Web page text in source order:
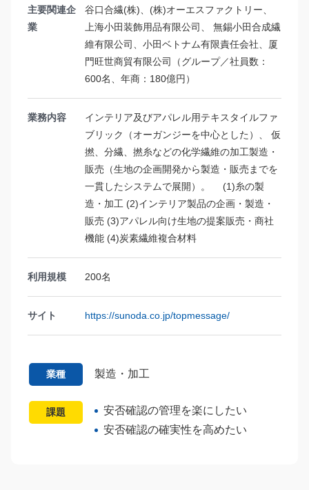
主要関連企
業
谷口合繊(株)、(株)オーエスファクトリー、
上海小田装飾用品有限公司、 無錫小田合成繊
維有限公司、小田ベトナム有限責任会社、厦
門旺世商貿有限公司（グループ／社員数：
600名、年商：180億円）
業務内容
インテリア及びアパレル用テキスタイルファ
ブリック（オーガンジーを中心とした）、 仮
撚、分繊、撚糸などの化学繊維の加工製造・
販売（生地の企画開発から製造・販売までを
一貫したシステムで展開）。 (1)糸の製
造・加工 (2)インテリア製品の企画・製造・
販売 (3)アパレル向け生地の提案販売・商社
機能 (4)炭素繊維複合材料
利用規模 200名
サイト https://sunoda.co.jp/topmessage/
業種 製造・加工
課題
安否確認の管理を楽にしたい
安否確認の確実性を高めたい